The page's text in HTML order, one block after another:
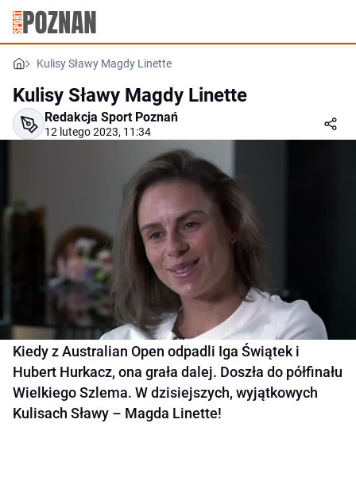
Kulisy Sławy Magdy Linette
Kulisy Sławy Magdy Linette
Redakcja Sport Poznań
12 lutego 2023, 11:34
Kiedy z Australian Open odpadli Iga Świątek i
Hubert Hurkacz, ona grała dalej. Doszła do półfinału
Wielkiego Szlema. W dzisiejszych, wyjątkowych
Kulisach Sławy – Magda Linette!